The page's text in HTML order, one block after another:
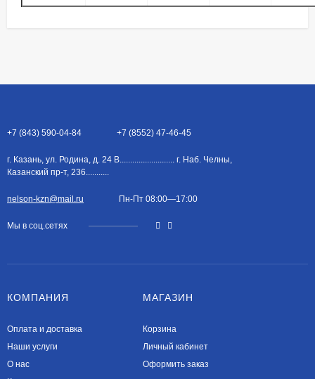
+7 (843) 590-04-84 +7 (8552) 47-46-45
г. Казань, ул. Родина, д. 24 В.......................... г. Наб. Челны,
Казанский пр-т, 236...........
nelson-kzn@mail.ru Пн-Пт 08:00—17:00
Мы в соц.сетях
КОМПАНИЯ
Оплата и доставка
Наши услуги​
О нас
МАГАЗИН
Корзина
Личный кабинет
Оформить заказ